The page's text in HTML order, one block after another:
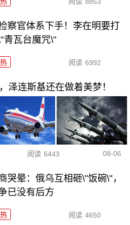
察官体系下手！李在明要打
青瓦台魔咒\"
阅读 6992
泽连斯基还在做着美梦！
阅读 6443 08-06
哭晕：俄乌互相砸\"饭碗\"，
已没有后方
阅读 4650